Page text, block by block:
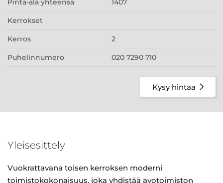
Pinta-ala yhteensä 1407
Kerrokset
Kerros 2
Puhelinnumero 020 7290 710
Kysy hintaa
Yleisesittely
Vuokrattavana toisen kerroksen moderni
toimistokokonaisuus, joka yhdistää avotoimiston